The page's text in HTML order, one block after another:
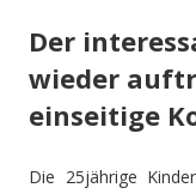
Der
wieder
einseitige
Die 25jährige